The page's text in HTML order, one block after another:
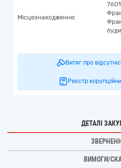
Місцезнаходження:
Витяг про
Реєстр
ДЕТАЛІ
ВИМОГИ/